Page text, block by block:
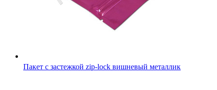
Пакет с застежкой zip-lock желтый